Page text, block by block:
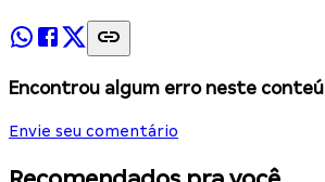
Encontrou algum erro neste
Envie seu comentário